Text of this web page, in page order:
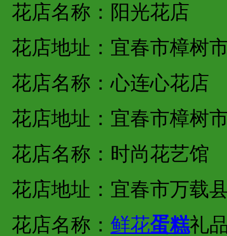
花店名称：阳光花店
花店地址：宜春市樟树
花店名称：心连心花店
花店地址：宜春市樟树
花店名称：时尚花艺馆
花店地址：宜春市万载
花店名称： 鲜花蛋糕礼